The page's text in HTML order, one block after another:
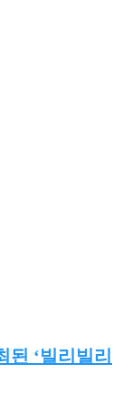
된 ‘빌리빌리